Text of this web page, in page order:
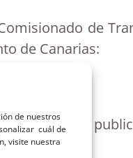
de nuestros
cuál de
visite nuestra
de
de Canarias:
fecha de la